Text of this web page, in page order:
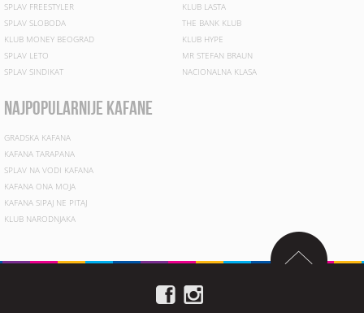
SPLAV FREESTYLER
SPLAV SLOBODA
KLUB MONEY BEOGRAD
SPLAV LETO
SPLAV SINDIKAT
KLUB LASTA
THE BANK KLUB
KLUB HYPE
MR STEFAN BRAUN
NACIONALNA KLASA
najpopularnije kafane
GRADSKA KAFANA
KAFANA TARAPANA
SPLAV NA VODI KAFANA
KAFANA ONA MOJA
KAFANA SIPAJ NE PITAJ
KLUB NARODNJAKA